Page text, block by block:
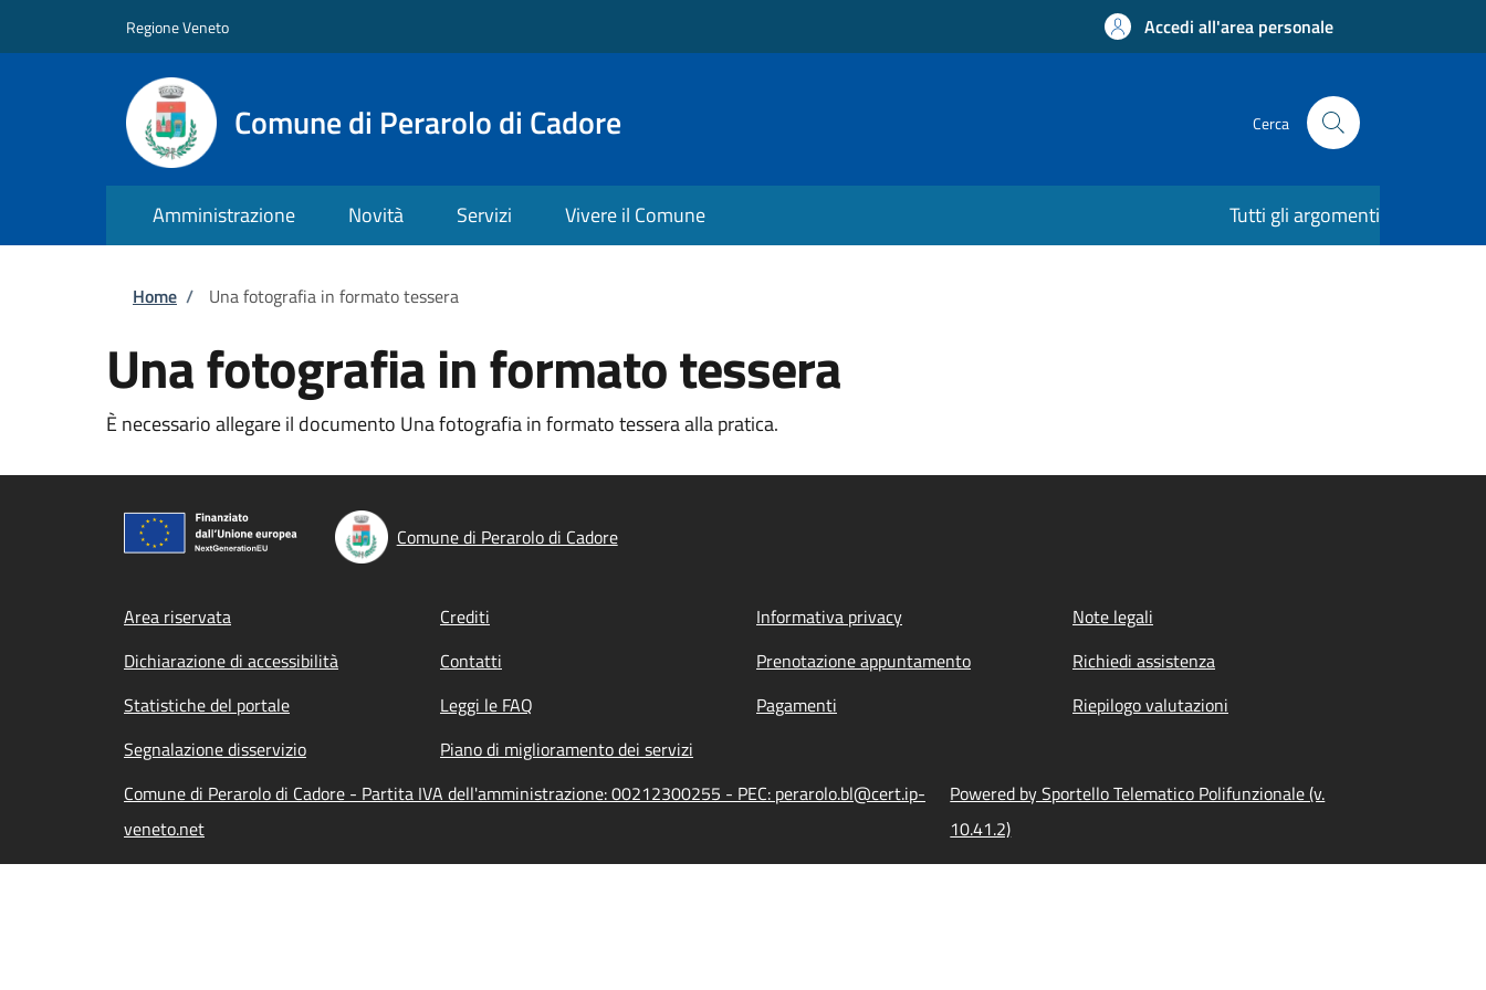
Regione Veneto Accedi all'area personale
Comune di Perarolo di Cadore Cerca
Amministrazione Novità Servizi Vivere il Comune Tutti gli argomenti
Briciole di pane
Home / Una fotografia in formato tessera
Una fotografia in formato tessera
È necessario allegare il documento Una fotografia in formato tessera alla pratica.
Comune di Perarolo di Cadore
Footer menu
Area riservata Crediti Informativa privacy
Note legali
Dichiarazione di accessibilità
Contatti Prenotazione appuntamento
Richiedi assistenza
Statistiche del portale
Leggi le FAQ Pagamenti
Riepilogo valutazioni
Segnalazione disservizio
Piano di miglioramento dei servizi
Comune di Perarolo di Cadore - Partita IVA dell'amministrazione: 00212300255 - PEC: perarolo.bl@cert.ip-
veneto.net
Powered by Sportello Telematico Polifunzionale (v.
10.41.2)